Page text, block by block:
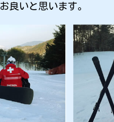
良いと思います。